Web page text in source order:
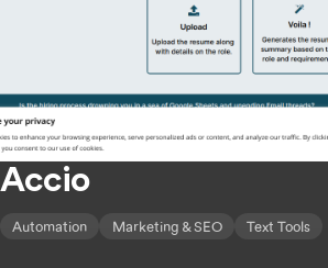
Accio
Automation Marketing & SEO Text Tools